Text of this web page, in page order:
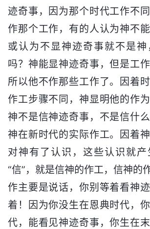
迹奇事，因为那个时代工作不
作那个工作，有的人认为神不能
或认为不显神迹奇事就不是
吗？神能显神迹奇事，但是工作
所以他不作那些工作了。因着
作工步骤不同，神显明他的作
神不是信神迹奇事，不是信什
神在新时代的实际作工。因着
对神有了认识，这些认识就
“信”，就是信神的作工，信神的
作主要是说话，你别等着看神
着！因为你没生在恩典时代，
代，能看见神迹奇事，你生在